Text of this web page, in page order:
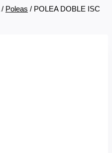
/ Poleas / POLEA DOBLE ISC